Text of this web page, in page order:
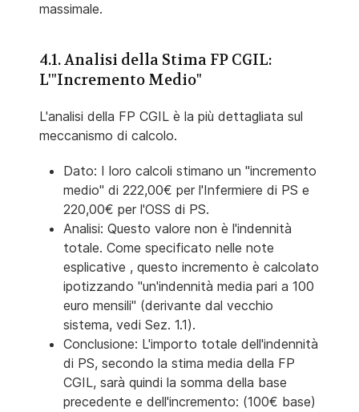
massimale.
4.1. Analisi della Stima FP CGIL:
L'"Incremento Medio"
L'analisi della FP CGIL è la più dettagliata sul
meccanismo di calcolo.
Dato: I loro calcoli stimano un "incremento
medio" di 222,00€ per l'Infermiere di PS e
220,00€ per l'OSS di PS.
Analisi: Questo valore non è l'indennità
totale. Come specificato nelle note
esplicative , questo incremento è calcolato
ipotizzando "un'indennità media pari a 100
euro mensili" (derivante dal vecchio
sistema, vedi Sez. 1.1).
Conclusione: L'importo totale dell'indennità
di PS, secondo la stima media della FP
CGIL, sarà quindi la somma della base
precedente e dell'incremento: (100€ base)